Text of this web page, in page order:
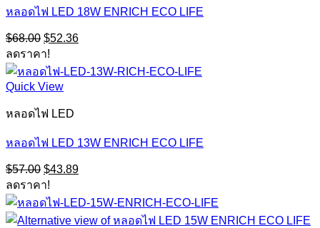
หลอดไฟ LED 18W ENRICH ECO LIFE
$68.00 Original
price
was:
$68.00.
$52.36Current
$52.36.
ลดราคา!
Quick View
หลอดไฟ LED
หลอดไฟ LED 13W ENRICH ECO LIFE
$57.00 Original
price
was:
$57.00.
$43.89Current
$43.89.
ลดราคา!